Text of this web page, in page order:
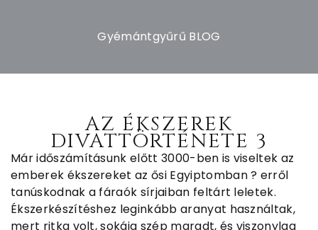
Gyémántgyűrű BLOG
AZ ÉKSZEREK
DIVATTÖRTÉNETE 3
Már időszámításunk előtt 3000-ben is viseltek az
emberek ékszereket az ősi Egyiptomban ? erről
tanúskodnak a fáraók sírjaiban feltárt leletek.
Ékszerkészítéshez leginkább aranyat használtak,
mert ritka volt, sokáig szép maradt, és viszonylag